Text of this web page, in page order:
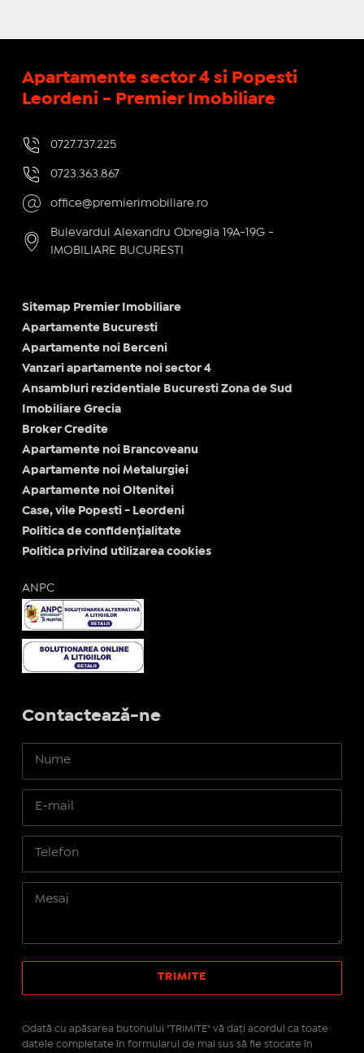
Apartamente sector 4 si Popesti
Leordeni - Premier Imobiliare
0727.737.225
0723.363.867
office@premierimobiliare.ro
Bulevardul Alexandru Obregia 19A-19G -
IMOBILIARE BUCURESTI
Sitemap Premier Imobiliare
Apartamente Bucuresti
Apartamente noi Berceni
Vanzari apartamente noi sector 4
Ansambluri rezidentiale Bucuresti Zona de Sud
Imobiliare Grecia
Broker Credite
Apartamente noi Brancoveanu
Apartamente noi Metalurgiei
Apartamente noi Oltenitei
Case, vile Popesti - Leordeni
Politica de confidențialitate
Politica privind utilizarea cookies
ANPC
Contactează-ne
Odată cu apăsarea butonului "TRIMITE" vă daţi acordul ca toate
datele completate în formularul de mai sus să fie stocate în